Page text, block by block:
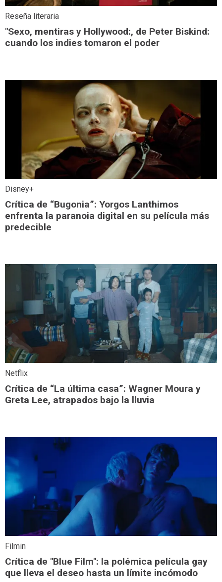
Reseña literaria
"Sexo, mentiras y Hollywood:, de Peter Biskind:
cuando los indies tomaron el poder
Disney+
Crítica de “Bugonia”: Yorgos Lanthimos
enfrenta la paranoia digital en su película más
predecible
Netflix
Crítica de “La última casa”: Wagner Moura y
Greta Lee, atrapados bajo la lluvia
Filmin
Crítica de "Blue Film": la polémica película gay
que lleva el deseo hasta un límite incómodo